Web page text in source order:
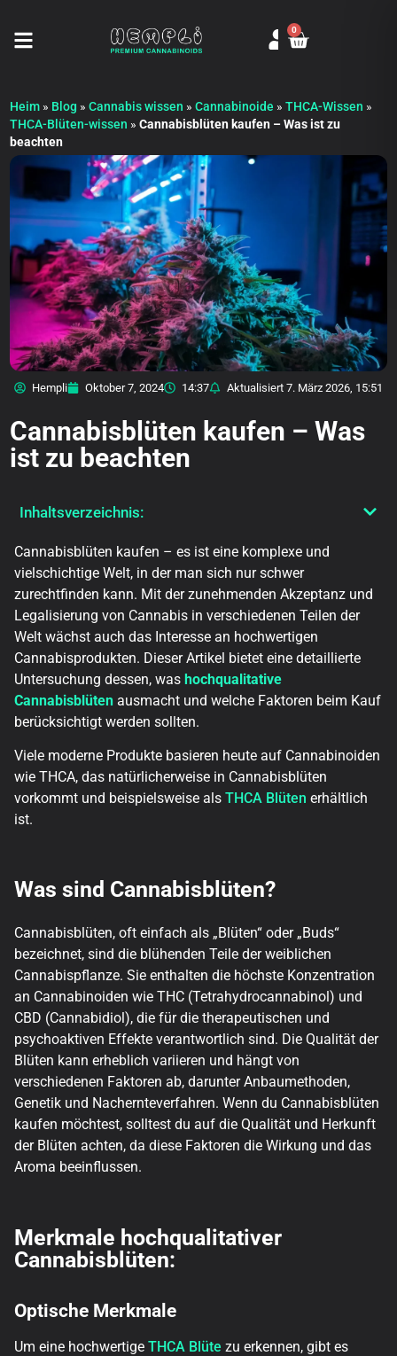
Seitenmenü öffnen
0
Heim » Blog »Cannabis wissen »Cannabinoide »THCA-Wissen »
THCA-Blüten-wissen »Cannabisblüten kaufen – Was ist zu
beachten
Hempli Oktober 7, 2024 14:37 Aktualisiert 7. März 2026, 15:51
Cannabisblüten kaufen – Was
ist zu beachten
Inhaltsverzeichnis:
Cannabisblüten kaufen – es ist eine komplexe und
vielschichtige Welt, in der man sich nur schwer
zurechtfinden kann. Mit der zunehmenden Akzeptanz und
Legalisierung von Cannabis in verschiedenen Teilen der
Welt wächst auch das Interesse an hochwertigen
Cannabisprodukten. Dieser Artikel bietet eine detaillierte
Untersuchung dessen, washochqualitative
Cannabisblüten ausmacht und welche Faktoren beim Kauf
berücksichtigt werden sollten.
Viele moderne Produkte basieren heute auf Cannabinoiden
wie THCA, das natürlicherweise in Cannabisblüten
vorkommt und beispielsweise alsTHCA Blüten erhältlich
ist.
Was sind Cannabisblüten?
Cannabisblüten, oft einfach als „Blüten“ oder „Buds“
bezeichnet, sind die blühenden Teile der weiblichen
Cannabispflanze. Sie enthalten die höchste Konzentration
an Cannabinoiden wie THC (Tetrahydrocannabinol) und
CBD (Cannabidiol), die für die therapeutischen und
psychoaktiven Effekte verantwortlich sind. Die Qualität der
Blüten kann erheblich variieren und hängt von
verschiedenen Faktoren ab, darunter Anbaumethoden,
Genetik und Nachernteverfahren. Wenn du Cannabisblüten
kaufen möchtest, solltest du auf die Qualität und Herkunft
der Blüten achten, da diese Faktoren die Wirkung und das
Aroma beeinflussen.
Merkmale hochqualitativer
Cannabisblüten:
Optische Merkmale
Um eine hochwertigeTHCA Blüte zu erkennen, gibt es